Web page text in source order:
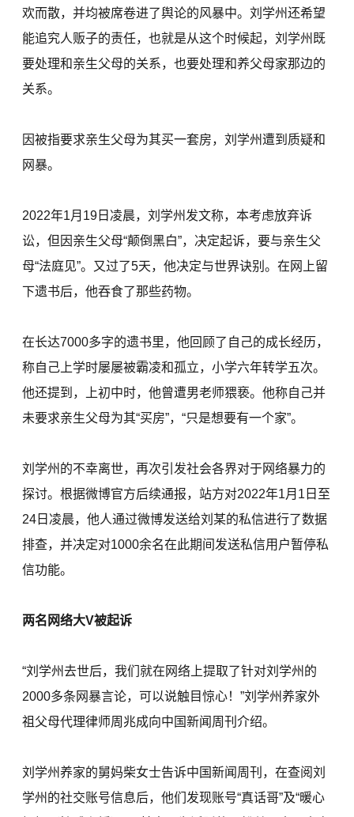
欢而散，并均被席卷进了舆论的风暴中。刘学州还希望
能追究人贩子的责任，也就是从这个时候起，刘学州既
要处理和亲生父母的关系，也要处理和养父母家那边的
关系。
因被指要求亲生父母为其买一套房，刘学州遭到质疑和
网暴。
2022年1月19日凌晨，刘学州发文称，本考虑放弃诉
讼，但因亲生父母“颠倒黑白”，决定起诉，要与亲生父
母“法庭见”。又过了5天，他决定与世界诀别。在网上留
下遗书后，他吞食了那些药物。
在长达7000多字的遗书里，他回顾了自己的成长经历，
称自己上学时屡屡被霸凌和孤立，小学六年转学五次。
他还提到，上初中时，他曾遭男老师猥亵。他称自己并
未要求亲生父母为其“买房”，“只是想要有一个家”。
刘学州的不幸离世，再次引发社会各界对于网络暴力的
探讨。根据微博官方后续通报，站方对2022年1月1日至
24日凌晨，他人通过微博发送给刘某的私信进行了数据
排查，并决定对1000余名在此期间发送私信用户暂停私
信功能。
两名网络大V被起诉
“刘学州去世后，我们就在网络上提取了针对刘学州的
2000多条网暴言论，可以说触目惊心！”刘学州养家外
祖父母代理律师周兆成向中国新闻周刊介绍。
刘学州养家的舅妈柴女士告诉中国新闻周刊，在查阅刘
学州的社交账号信息后，他们发现账号“真话哥”及“暖心